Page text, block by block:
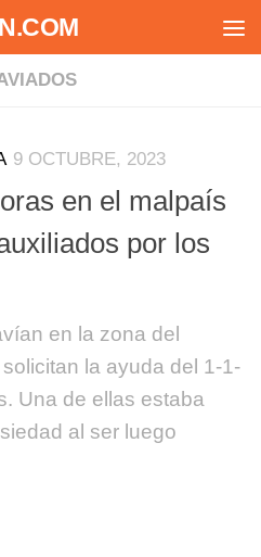
9 OCTUBRE, 2023
en el malpaís
por los
en la zona del
la ayuda del 1-1-
Una de ellas estaba
al ser luego